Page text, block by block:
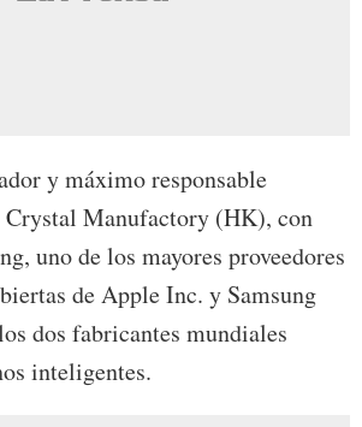
y máximo responsable
Manufactory (HK), con
uno de los mayores proveedores
de Apple Inc. y Samsung
dos fabricantes mundiales
inteligentes.